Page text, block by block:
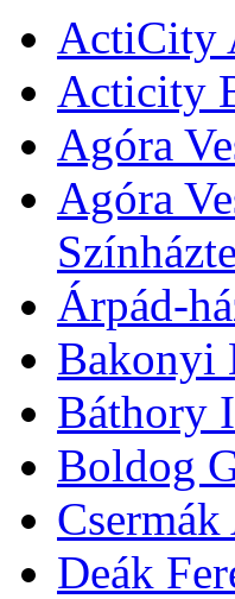
ActiCity
Acticity
Agóra
Agóra
Árpád-
Bakonyi
Báthory
Boldog
Deák